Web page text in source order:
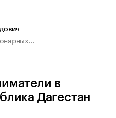
в
Дагестан